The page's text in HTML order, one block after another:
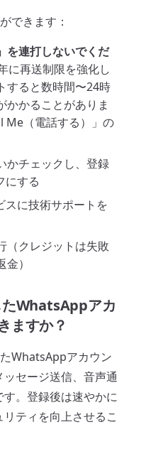
できます：
を連打しないでくだ
に再送制限を強化し
すると数時間〜24時
かかることがありま
Me（電話する）」の
かチェックし、登録
にする
スに技術サポートを
（クレジットは失敗
）
WhatsAppアカ
ますか？
WhatsAppアカウン
ッセージ送信、音声通
。登録後は速やかに
ティを向上させるこ